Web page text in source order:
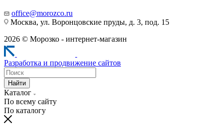
office@morozco.ru
Москва, ул. Воронцовские пруды, д. 3, под. 15
2026 © Морозко - интернет-магазин
Разработка и продвижение сайтов
Найти
Каталог
По всему сайту
По каталогу